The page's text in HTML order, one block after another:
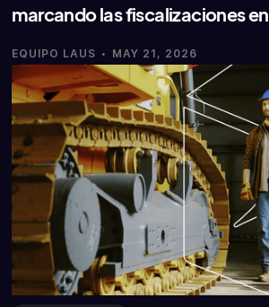
marcando las fiscalizaciones
EQUIPO LAUS · MAY 21, 2026